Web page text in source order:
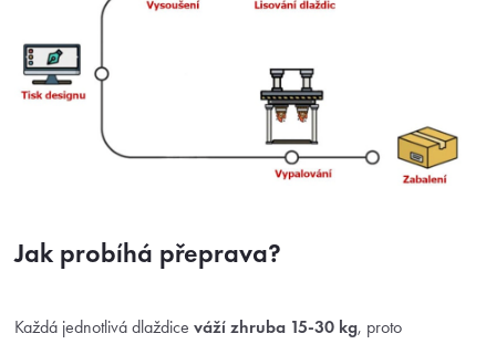
Jak probíhá přeprava?
Každá jednotlivá dlaždice váží zhruba 15-30 kg, proto